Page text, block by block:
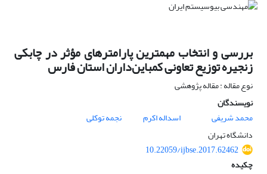
بررسی و انتخاب مهمترین پارامترهای مؤثر در چابکی
زنجیره توزیع تعاونی کمباین‌داران استان فارس
نوع مقاله : مقاله پژوهشی
نویسندگان
محمد شریفی
اسداله اکرم
نجمه توکلی
دانشگاه تهران
10.22059/ijbse.2017.62462
چکیده